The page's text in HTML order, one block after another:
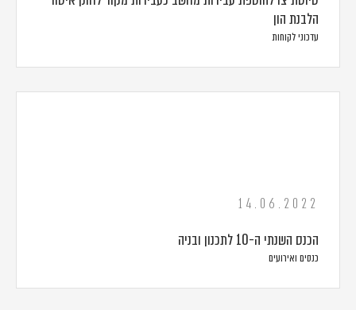
הלבנת הון
עדכוני לקוחות
14.06.2022
הכנס השנתי ה-10 לתכנון ובניה
כנסים ואירועים